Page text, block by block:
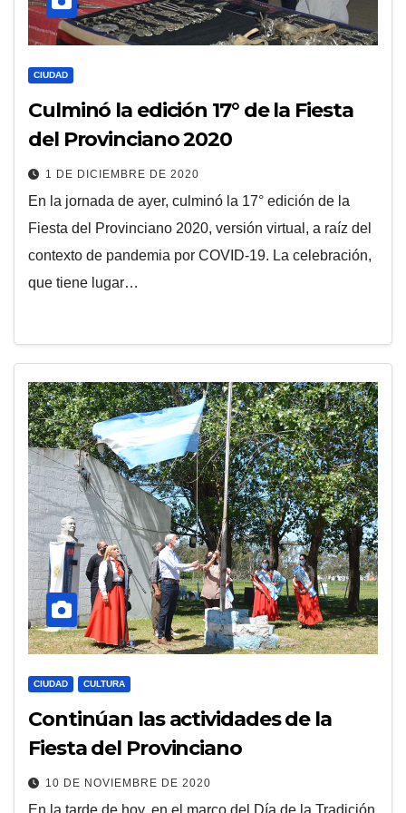
CIUDAD
Culminó la edición 17° de la Fiesta
del Provinciano 2020
1 DE DICIEMBRE DE 2020
En la jornada de ayer, culminó la 17° edición de la
Fiesta del Provinciano 2020, versión virtual, a raíz del
contexto de pandemia por COVID-19. La celebración,
que tiene lugar…
CIUDAD CULTURA
Continúan las actividades de la
Fiesta del Provinciano
10 DE NOVIEMBRE DE 2020
En la tarde de hoy, en el marco del Día de la Tradición